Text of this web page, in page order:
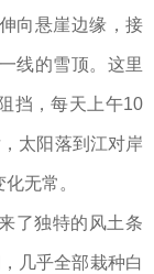
向悬崖边缘，接
线的雪顶。这里
挡，每天上午10
太阳落到江对岸
无常。
了独特的风土条
几乎全部栽种白